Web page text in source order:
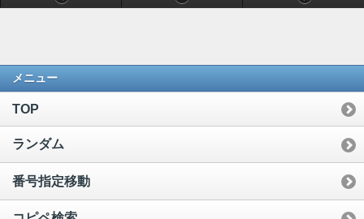
メニュー
TOP
ランダム
番号指定移動